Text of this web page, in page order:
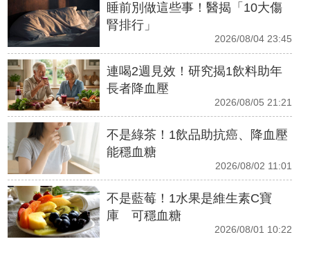
睡前別做這些事！醫揭「10大傷
腎排行」
2026/08/04 23:45
連喝2週見效！研究揭1飲料助年
長者降血壓
2026/08/05 21:21
不是綠茶！1飲品助抗癌、降血壓
能穩血糖
2026/08/02 11:01
不是藍莓！1水果是維生素C寶
庫 可穩血糖
2026/08/01 10:22